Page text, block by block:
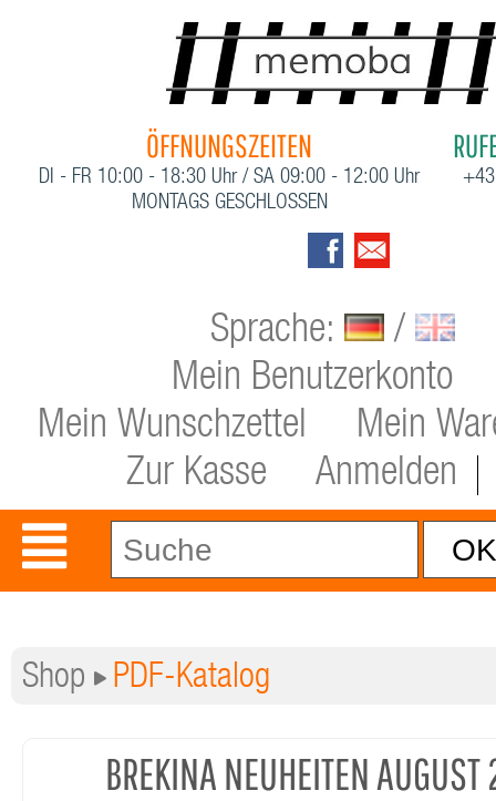
ÖFFNUNGSZEITEN
DI - FR 10:00 - 18:30 Uhr / SA 09:00 - 12:00 Uhr
MONTAGS GESCHLOSSEN
Sprache:
/
Mein Benutzerkonto
Mein Wunschzettel
Mein
Zur Kasse
Anmelden
Shop PDF-Katalog
BREKINA NEUHEITEN